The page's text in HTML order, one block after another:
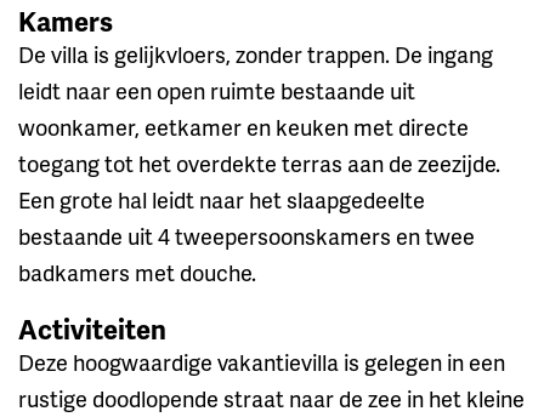
Kamers
De villa is gelijkvloers, zonder trappen. De ingang
leidt naar een open ruimte bestaande uit
woonkamer, eetkamer en keuken met directe
toegang tot het overdekte terras aan de zeezijde.
Een grote hal leidt naar het slaapgedeelte
bestaande uit 4 tweepersoonskamers en twee
badkamers met douche.
Activiteiten
Deze hoogwaardige vakantievilla is gelegen in een
rustige doodlopende straat naar de zee in het kleine